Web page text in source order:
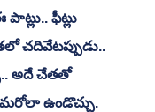
ఫీట్లు
చదివేటప్పుడు..
అదే చేతతో
మరోలా ఉండొచ్చు.